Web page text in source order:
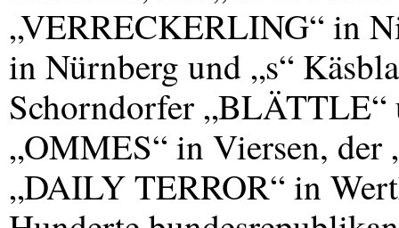
„VERRECKERLING“ in
in Nürnberg und „s“
Schorndorfer „BLÄTTLE“
„OMMES“ in Viersen,
„DAILY TERROR“ in